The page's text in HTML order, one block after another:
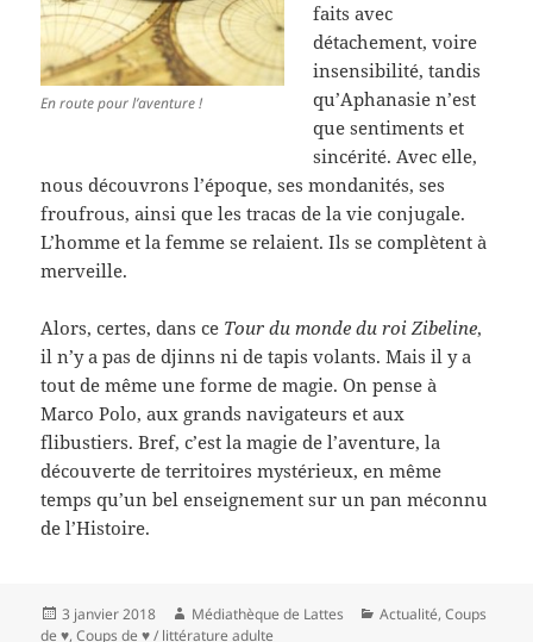
En route pour l’aventure !
faits avec
détachement, voire
insensibilité, tandis
qu’Aphanasie n’est
que sentiments et
sincérité. Avec elle,
nous découvrons l’époque, ses mondanités, ses
froufrous, ainsi que les tracas de la vie conjugale.
L’homme et la femme se relaient. Ils se complètent à
merveille.
Alors, certes, dans ce Tour du monde du roi Zibeline,
il n’y a pas de djinns ni de tapis volants. Mais il y a
tout de même une forme de magie. On pense à
Marco Polo, aux grands navigateurs et aux
flibustiers. Bref, c’est la magie de l’aventure, la
découverte de territoires mystérieux, en même
temps qu’un bel enseignement sur un pan méconnu
de l’Histoire.
Publié
le
3 janvier 2018 Auteur
Médiathèque de Lattes Catégories
Actualité,Coups
de ♥,Coups de ♥ / littérature adulte